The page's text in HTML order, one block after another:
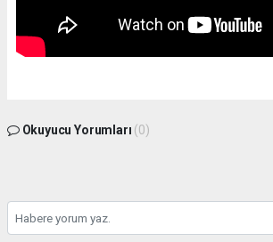
Okuyucu Yorumları (0)